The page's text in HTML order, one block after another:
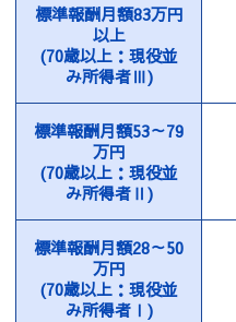
標準報酬月額83万円
以上
(70歳以上：現役並
み所得者Ⅲ)
標準報酬月額53～79
万円
(70歳以上：現役並
み所得者Ⅱ)
標準報酬月額28～50
万円
(70歳以上：現役並
み所得者Ⅰ)